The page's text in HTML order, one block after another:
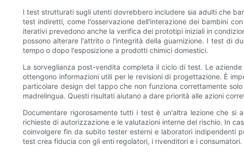
I test strutturati sugli utenti dovrebbero includere sia adulti che
test indiretti, come l'osservazione dell'interazione dei bambini
iterativi prevedono anche la verifica dei prototipi iniziali in
possono alterare l'attrito o l'integrità della guarnizione. I test di
tempo o dopo l'esposizione a prodotti chimici domestici.
La sorveglianza post-vendita completa il ciclo di test. Le
ottengono informazioni utili per le revisioni di progettazione. È
particolare design del tappo che non funziona correttamente
madrelingua. Questi risultati aiutano a dare priorità alle azioni
Documentare rigorosamente tutti i test è un'altra lezione che
richieste di autorizzazione e le valutazioni interne del rischio. In
coinvolgere fin da subito tester esterni e laboratori indipendenti
test crea fiducia con gli enti regolatori, i rivenditori e i consumatori.